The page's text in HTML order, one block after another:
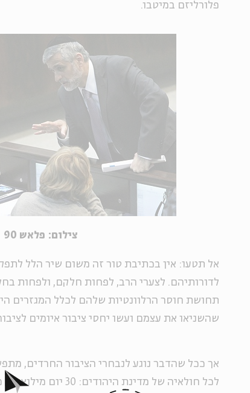
פלורליזם במיטבו.
צילום: פלאש 90
אל תטעו: אין בכתיבת טור זה משום שיר הלל
לדורותיהם. לצערי הרב, לפחות חלקם, ולפחות
תחושת חוסר הרלוונטיות שלהם לכלל המגזרים
שהשניאו את עצמם ועשו יחסי ציבור איומים
אך ככל שהדבר נוגע לנבחרי הציבור החרדים,
לכל חולאיה של מדינת